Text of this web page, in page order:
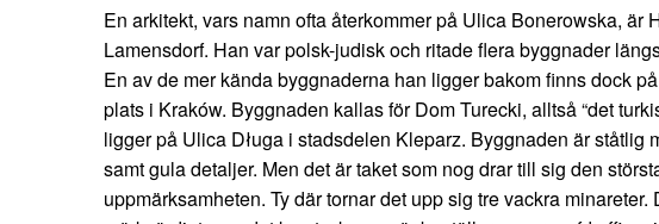
En arkitekt, vars namn ofta återkommer på Ulica Bonerowska, är
Lamensdorf. Han var polsk-judisk och ritade flera byggnader
En av de mer kända byggnaderna han ligger bakom finns dock
plats i Kraków. Byggnaden kallas för Dom Turecki, alltså “det
ligger på Ulica Długa i stadsdelen Kleparz. Byggnaden är ståtlig
samt gula detaljer. Men det är taket som nog drar till sig den
uppmärksamheten. Ty där tornar det upp sig tre vackra minareter.